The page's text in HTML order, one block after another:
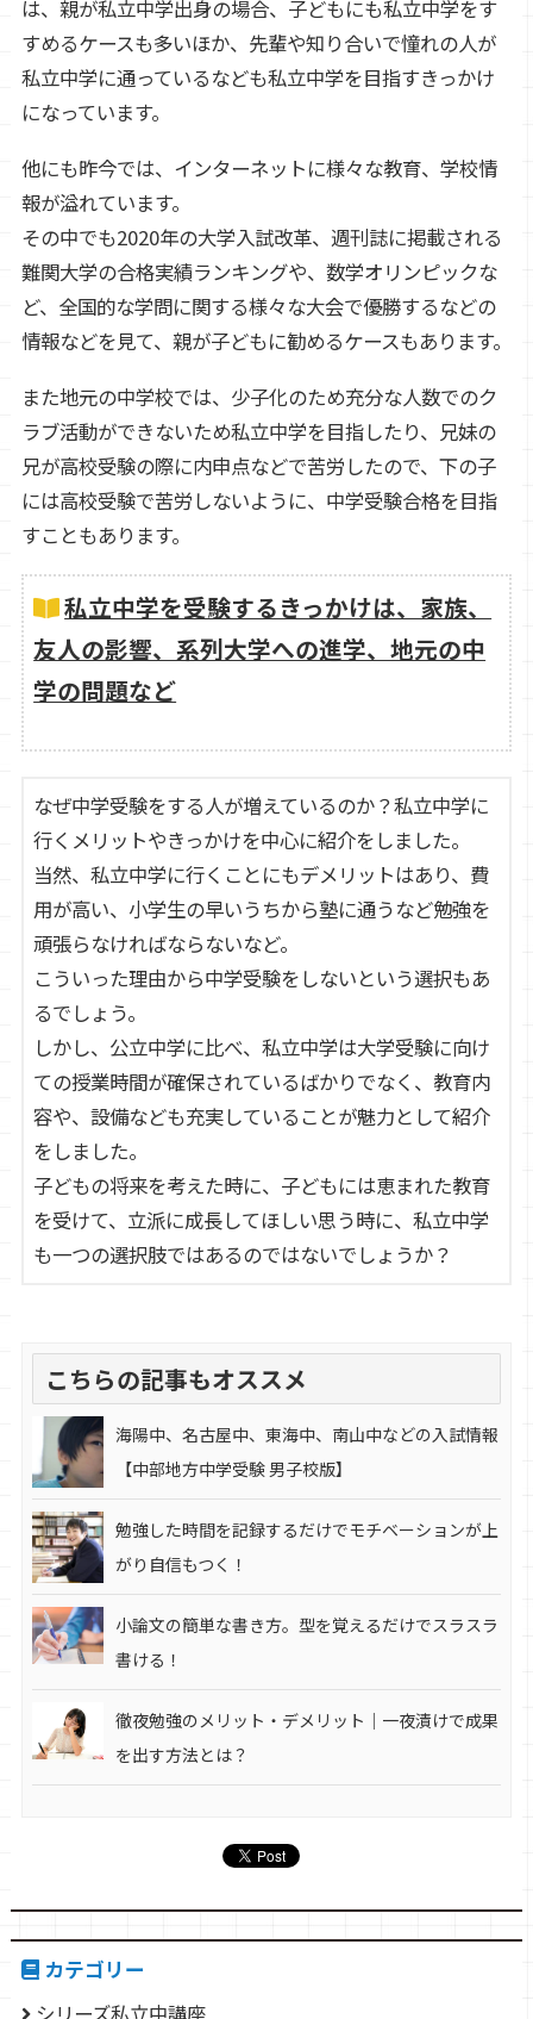
は、親が私立中学出身の場合、子どもにも私立中学をす
すめるケースも多いほか、先輩や知り合いで憧れの人が
私立中学に通っているなども私立中学を目指すきっかけ
になっています。
他にも昨今では、インターネットに様々な教育、学校情
報が溢れています。
その中でも2020年の大学入試改革、週刊誌に掲載される
難関大学の合格実績ランキングや、数学オリンピックな
ど、全国的な学問に関する様々な大会で優勝するなどの
情報などを見て、親が子どもに勧めるケースもあります。
また地元の中学校では、少子化のため充分な人数でのク
ラブ活動ができないため私立中学を目指したり、兄妹の
兄が高校受験の際に内申点などで苦労したので、下の子
には高校受験で苦労しないように、中学受験合格を目指
すこともあります。
私立中学を受験するきっかけは、家族、
友人の影響、系列大学への進学、地元の中
学の問題など
なぜ中学受験をする人が増えているのか？私立中学に
行くメリットやきっかけを中心に紹介をしました。
当然、私立中学に行くことにもデメリットはあり、費
用が高い、小学生の早いうちから塾に通うなど勉強を
頑張らなければならないなど。
こういった理由から中学受験をしないという選択もあ
るでしょう。
しかし、公立中学に比べ、私立中学は大学受験に向け
ての授業時間が確保されているばかりでなく、教育内
容や、設備なども充実していることが魅力として紹介
をしました。
子どもの将来を考えた時に、子どもには恵まれた教育
を受けて、立派に成長してほしい思う時に、私立中学
も一つの選択肢ではあるのではないでしょうか？
こちらの記事もオススメ
海陽中、名古屋中、東海中、南山中などの入試情報
【中部地方中学受験 男子校版】
勉強した時間を記録するだけでモチベーションが上
がり自信もつく！
小論文の簡単な書き方。型を覚えるだけでスラスラ
書ける！
徹夜勉強のメリット・デメリット｜一夜漬けで成果
を出す方法とは？
カテゴリー